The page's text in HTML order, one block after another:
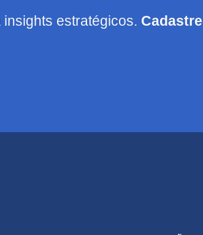
insights estratégicos.